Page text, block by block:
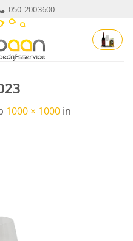
050-2003600
1000 × 1000 in